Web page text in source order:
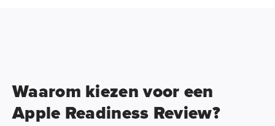
Waarom kiezen voor een
Apple Readiness Review?